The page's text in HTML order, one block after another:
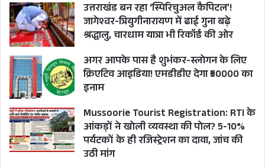
उत्तराखंड बन रहा ‘स्पिरिचुअल कैपिटल’!
जागेश्वर-त्रियुगीनारायण में ढाई गुना बढ़े
श्रद्धालु, चारधाम यात्रा भी रिकॉर्ड की ओर
अगर आपके पास है शुभंकर-स्लोगन के लिए
क्रिएटिव आइडिया! एमडीडीए देगा ₹50000 का
इनाम
Mussoorie Tourist Registration: RTI के
आंकड़ों ने खोली व्यवस्था की पोल? 5-10%
पर्यटकों के ही रजिस्ट्रेशन का दावा, जांच की
उठी मांग